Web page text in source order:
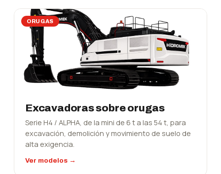
ORUGAS
Excavadoras sobre orugas
Serie H4 / ALPHA, de la mini de 6 t a las 54 t, para
excavación, demolición y movimiento de suelo de
alta exigencia.
Ver modelos →